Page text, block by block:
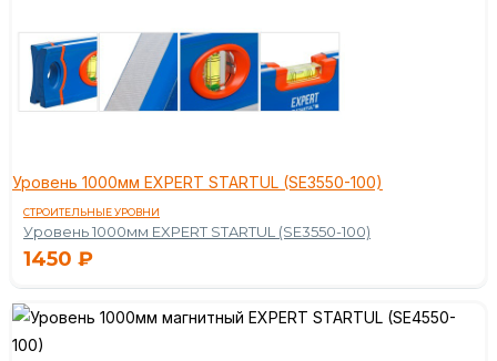
Уровень 1000мм EXPERT STARTUL (SE3550-100)
СТРОИТЕЛЬНЫЕ УРОВНИ
Уровень 1000мм EXPERT STARTUL (SE3550-100)
1450 ₽